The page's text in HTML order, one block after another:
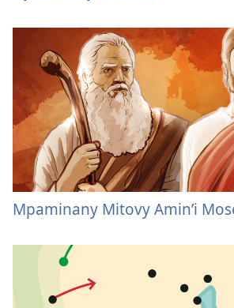
Mpaminany Mitovy Amin’i